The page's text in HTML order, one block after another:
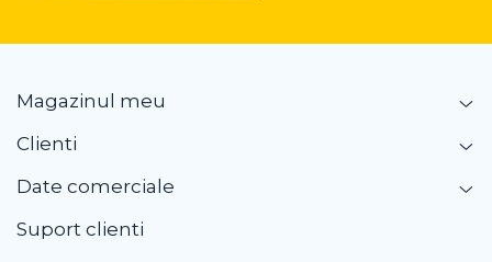
Magazinul meu
Clienti
Date comerciale
Suport clienti